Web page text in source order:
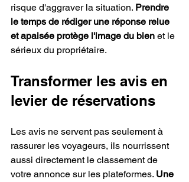
risque d'aggraver la situation. Prendre
le temps de rédiger une réponse relue
et apaisée protège l'image du bien et le
sérieux du propriétaire.
Transformer les avis en
levier de réservations
Les avis ne servent pas seulement à
rassurer les voyageurs, ils nourrissent
aussi directement le classement de
votre annonce sur les plateformes. Une